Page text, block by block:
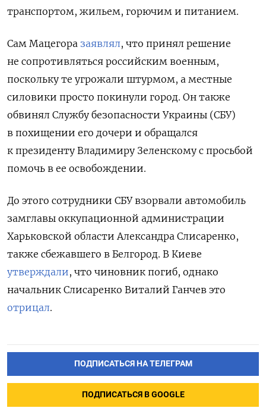
транспортом, жильем, горючим и питанием.
Сам Мацегора заявлял, что принял решение
не сопротивляться российским военным,
поскольку те угрожали штурмом, а местные
силовики просто покинули город. Он также
обвинял Службу безопасности Украины (СБУ)
в похищении его дочери и обращался
к президенту Владимиру Зеленскому с просьбой
помочь в ее освобождении.
До этого сотрудники СБУ взорвали автомобиль
замглавы оккупационной администрации
Харьковской области Александра Слисаренко,
также сбежавшего в Белгород. В Киеве
утверждали, что чиновник погиб, однако
начальник Слисаренко Виталий Ганчев это
отрицал.
ПОДПИСАТЬСЯ НА ТЕЛЕГРАМ
ПОДПИСАТЬСЯ В GOOGLE